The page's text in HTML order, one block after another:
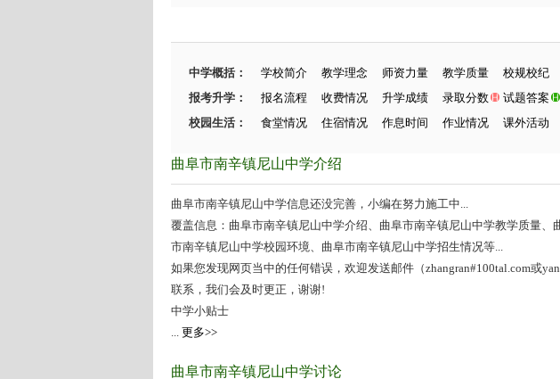
中学概括： 学校简介 教学理念 师资力量 教学质量 校规校纪
报考升学：
报名流程 收费情况 升学成绩 录取分数 试题答案
校园生活：
食堂情况 住宿情况 作息时间 作业情况 课外活动
曲阜市南辛镇尼山中学介绍
曲阜市南辛镇尼山中学信息还没完善，小编在努力施工中...
覆盖信息：曲阜市南辛镇尼山中学介绍、曲阜市南辛镇尼山中学教学质量、
市南辛镇尼山中学校园环境、曲阜市南辛镇尼山中学招生情况等...
如果您发现网页当中的任何错误，欢迎发送邮件（zhangran#100tal.com或
联系，我们会及时更正，谢谢!
中学小贴士
... 更多>>
曲阜市南辛镇尼山中学讨论